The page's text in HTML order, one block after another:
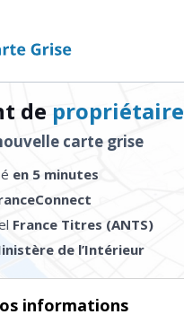
de propriétaire
carte grise
en 5 minutes
France Titres (ANTS)
de l’Intérieur
informations